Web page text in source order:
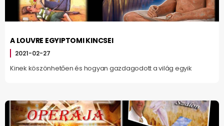
A LOUVRE EGYIPTOMI KINCSEI
2021-02-27
Kinek köszönhetően és hogyan gazdagodott a világ egyik